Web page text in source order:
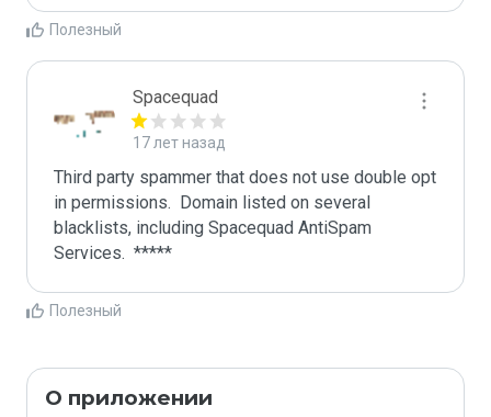
Полезный
Spacequad
17 лет назад
Third party spammer that does not use double opt
in permissions.  Domain listed on several
blacklists, including Spacequad AntiSpam
Полезный
О приложении